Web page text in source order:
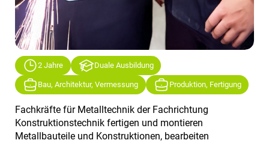
2 Jahre Duale Ausbildung
Bau, Architektur, Vermessung Produktion, Fertigung
Fachkräfte für Metalltechnik der Fachrichtung
Konstruktionstechnik fertigen und montieren
Metallbauteile und Konstruktionen, bearbeiten